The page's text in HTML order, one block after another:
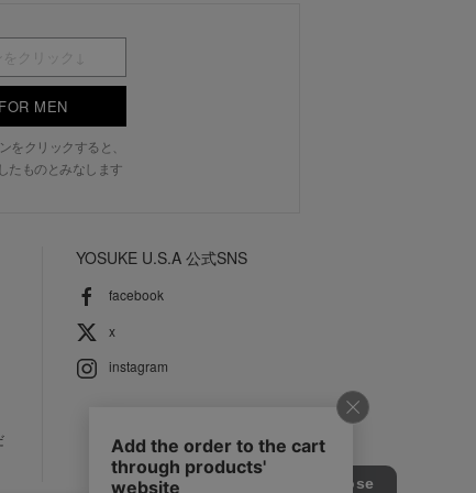
FOR MEN
をクリックすると、
たものとみなします
YOSUKE U.S.A 公式SNS
facebook
x
instagram